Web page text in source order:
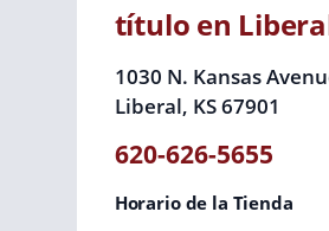
título en
1030 N. Kansas
Liberal, KS 67901
620-626-5655
Horario de la Tienda